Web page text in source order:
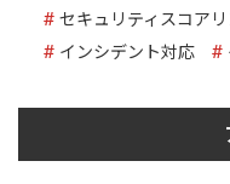
セキュリティスコア
インシデント対応